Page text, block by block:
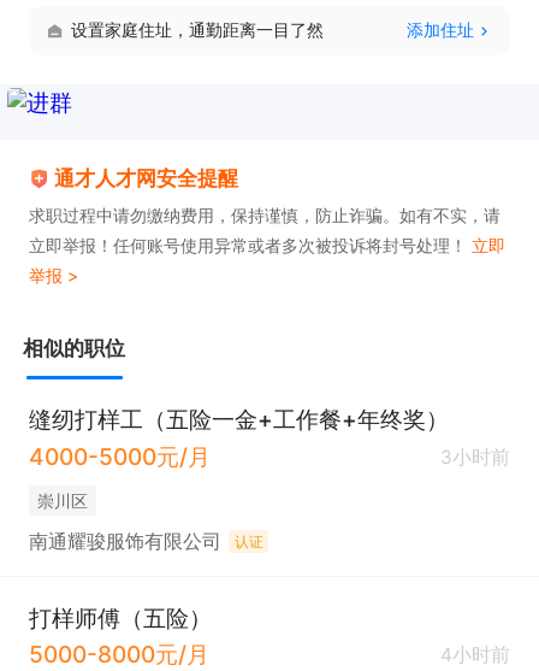
设置家庭住址，通勤距离一目了然 添加住址
通才人才网安全提醒
求职过程中请勿缴纳费用，保持谨慎，防止诈骗。如有不实，请
立即举报！任何账号使用异常或者多次被投诉将封号处理！ 立即
举报 >
相似的职位
缝纫打样工（五险一金+工作餐+年终奖）
4000-5000元/月
3小时前
崇川区
南通耀骏服饰有限公司 认证
打样师傅（五险）
5000-8000元/月
4小时前